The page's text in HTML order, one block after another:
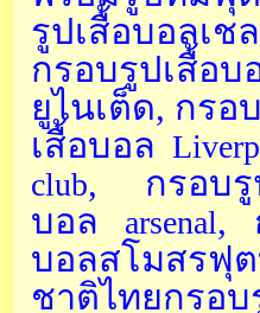
รูปเสื้อบอลเ
กรอบรูปเสื้อบ
ยูไนเต็ด, กรอ
เสื้อบอล
club, กรอบรู
บอล arsenal,
บอลสโมสรฟุ
ชาติไทยกรอ